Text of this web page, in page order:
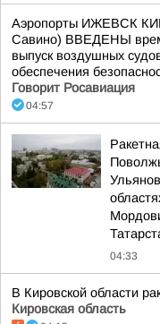
Аэропорты ИЖЕВСК
Савино) ВВЕДЕНЫ
выпуск воздушных
обеспечения
Говорит Росавиация
04:57
04:33
В Кировской области
Кировская область